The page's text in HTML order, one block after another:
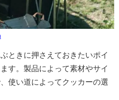
ときに押さえておきたいポイ
す。製品によって素材やサイ
使い道によってクッカーの選